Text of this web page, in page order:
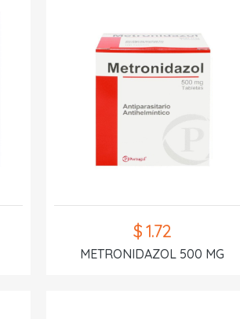
$ 1.72
METRONIDAZOL 500 MG